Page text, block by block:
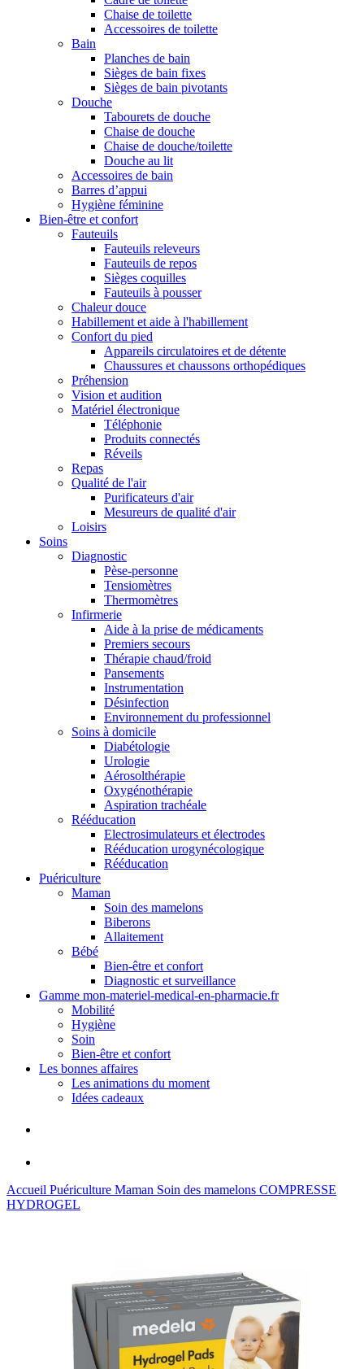
Chaise de toilette
Accessoires de toilette
Bain
Planches de bain
Sièges de bain fixes
Sièges de bain pivotants
Douche
Tabourets de douche
Chaise de douche
Chaise de douche/toilette
Douche au lit
Accessoires de bain
Barres d’appui
Hygiène féminine
Bien-être et confort
Fauteuils
Fauteuils releveurs
Fauteuils de repos
Sièges coquilles
Fauteuils à pousser
Chaleur douce
Habillement et aide à l'habillement
Confort du pied
Appareils circulatoires et de détente
Chaussures et chaussons orthopédiques
Préhension
Vision et audition
Matériel électronique
Téléphonie
Produits connectés
Réveils
Repas
Qualité de l'air
Purificateurs d'air
Mesureurs de qualité d'air
Loisirs
Soins
Diagnostic
Pèse-personne
Tensiomètres
Thermomètres
Infirmerie
Aide à la prise de médicaments
Premiers secours
Thérapie chaud/froid
Pansements
Instrumentation
Désinfection
Environnement du professionnel
Soins à domicile
Diabétologie
Urologie
Aérosolthérapie
Oxygénothérapie
Aspiration trachéale
Rééducation
Electrosimulateurs et électrodes
Rééducation urogynécologique
Rééducation
Puériculture
Maman
Soin des mamelons
Biberons
Allaitement
Bébé
Bien-être et confort
Diagnostic et surveillance
Gamme mon-materiel-medical-en-pharmacie.fr
Mobilité
Hygiène
Soin
Bien-être et confort
Les bonnes affaires
Les animations du moment
Idées cadeaux
Accueil Puériculture Maman Soin des mamelons COMPRESSE
HYDROGEL